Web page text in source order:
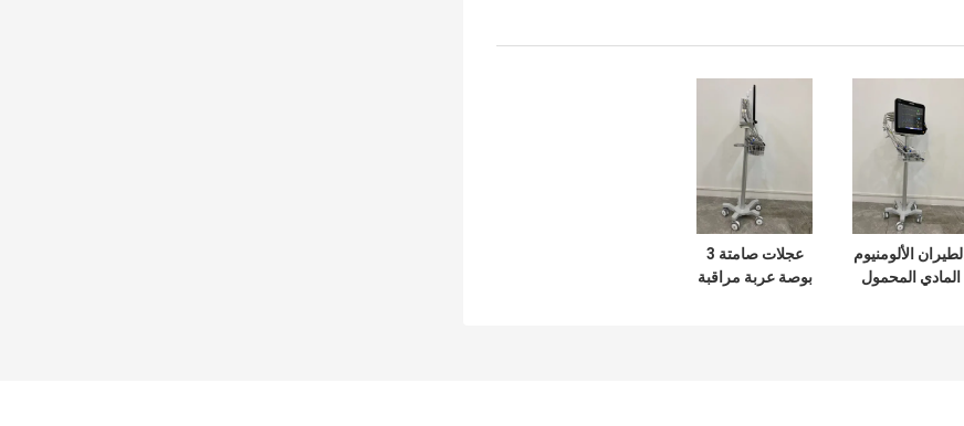
الطيران الألومنيوم
المادي المحمول
عجلات صامتة 3
بوصة عربة مراقبة